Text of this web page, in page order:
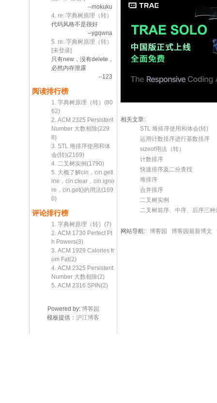
--mokuku
4. re: 字典树原理（转）
代码风格不是很好
--ygqwna
5. re: 字典树原理（转）
[未登录]
只有new，没有delete，
必然内存泄露
--123
阅读排行榜
1. 字典树原理（转）(80
62)
2. ACM 2325 Persistent
Number 大数相除(229
8)
3. STL 堆排序使用和体
会(转)(2169)
4. 二叉树实例(1790)
5. 大概了解cin，cin.getl
ine，cin.clear，cin.igno
re，cin.get()的用法(169
0)
评论排行榜
1. 字典树原理（转）(7)
2. ACM 1730 Perfect Pt
h Powers(3)
3. ACM 1929 Calories fr
om Fat(2)
4. ACM 2325 Persistent
Number 大数相除(2)
5. ACM 2316 SPIN(2)
Powered by: 博客园
模板提供： 沪江博客
相关文章:
STL 堆排序使用和体会(转)
运用计数排序进行基数排序
sizeof用法（转）
计数排序
快速排序及二分查找
堆排序
合并排序
二叉树实例
二叉树前序、中序、后序三
网站导航: 博客园 博客园最新博文